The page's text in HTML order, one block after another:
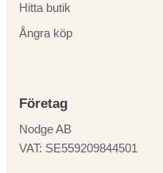
Hitta butik
Ångra köp
Företag
Nodge AB
VAT: SE559209844501